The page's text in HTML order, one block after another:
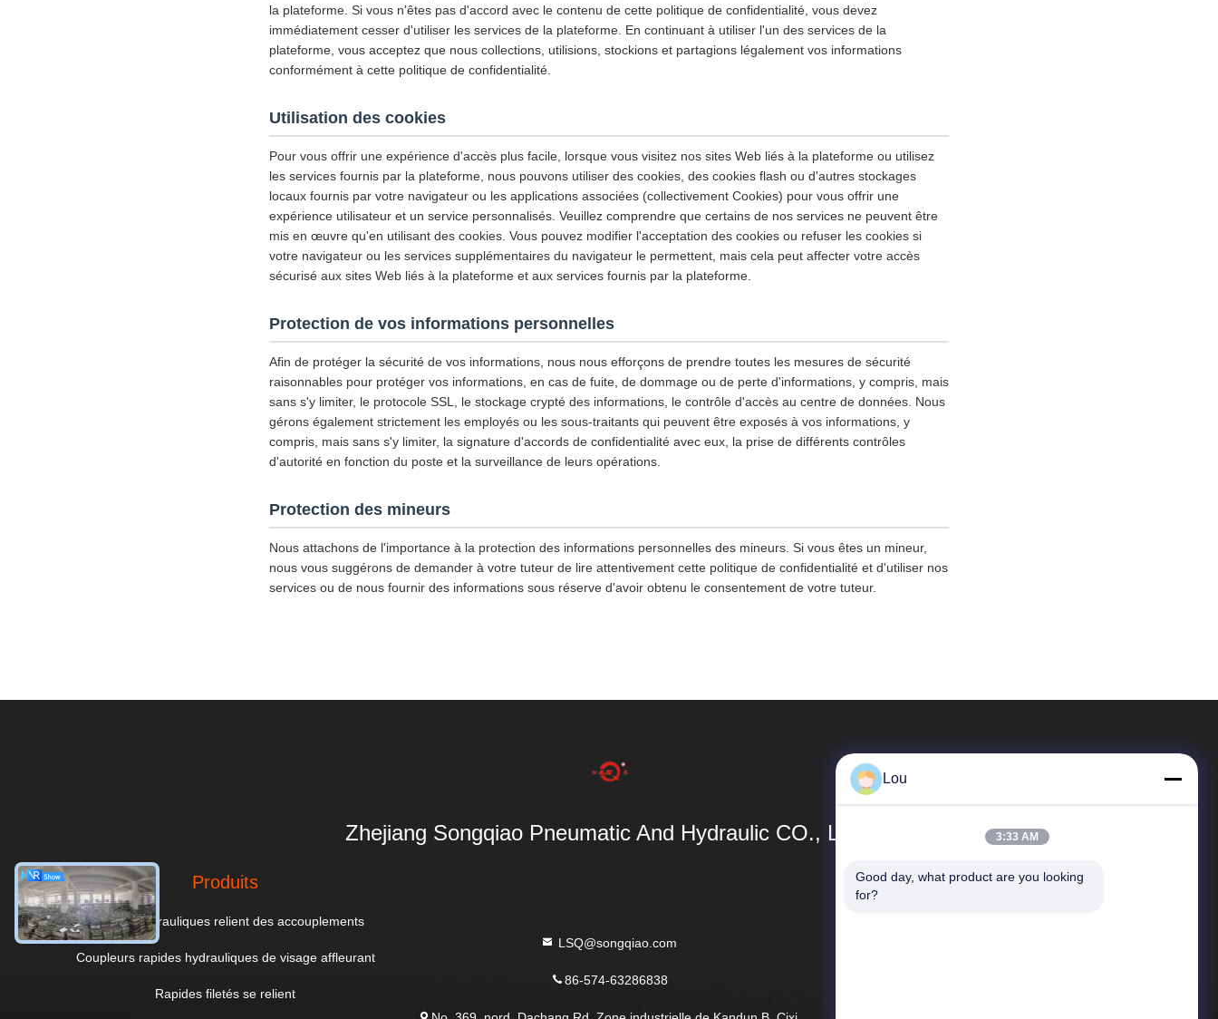
la plateforme. Si vous n'êtes pas d'accord avec le contenu de cette politique de confidentialité, vous devez
immédiatement cesser d'utiliser les services de la plateforme. En continuant à utiliser l'un des services de la
plateforme, vous acceptez que nous collections, utilisions, stockions et partagions légalement vos informations
conformément à cette politique de confidentialité.
Utilisation des cookies
Pour vous offrir une expérience d'accès plus facile, lorsque vous visitez nos sites Web liés à la plateforme ou utilisez
les services fournis par la plateforme, nous pouvons utiliser des cookies, des cookies flash ou d'autres stockages
locaux fournis par votre navigateur ou les applications associées (collectivement Cookies) pour vous offrir une
expérience utilisateur et un service personnalisés. Veuillez comprendre que certains de nos services ne peuvent être
mis en œuvre qu'en utilisant des cookies. Vous pouvez modifier l'acceptation des cookies ou refuser les cookies si
votre navigateur ou les services supplémentaires du navigateur le permettent, mais cela peut affecter votre accès
sécurisé aux sites Web liés à la plateforme et aux services fournis par la plateforme.
Protection de vos informations personnelles
Afin de protéger la sécurité de vos informations, nous nous efforçons de prendre toutes les mesures de sécurité
raisonnables pour protéger vos informations, en cas de fuite, de dommage ou de perte d'informations, y compris, mais
sans s'y limiter, le protocole SSL, le stockage crypté des informations, le contrôle d'accès au centre de données. Nous
gérons également strictement les employés ou les sous-traitants qui peuvent être exposés à vos informations, y
compris, mais sans s'y limiter, la signature d'accords de confidentialité avec eux, la prise de différents contrôles
d'autorité en fonction du poste et la surveillance de leurs opérations.
Protection des mineurs
Nous attachons de l'importance à la protection des informations personnelles des mineurs. Si vous êtes un mineur,
nous vous suggérons de demander à votre tuteur de lire attentivement cette politique de confidentialité et d'utiliser nos
services ou de nous fournir des informations sous réserve d'avoir obtenu le consentement de votre tuteur.
Zhejiang Songqiao Pneumatic And Hydraulic CO., LTD.
Produits
Rapides hydrauliques relient des accouplements
Coupleurs rapides hydrauliques de visage affleurant
Rapides filetés se relient
LSQ@songqiao.com
86-574-63286838
Liens Rapides
Lou
3:33 AM
Good day, what product are you looking
for?